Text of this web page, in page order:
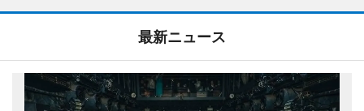
最新ニュース